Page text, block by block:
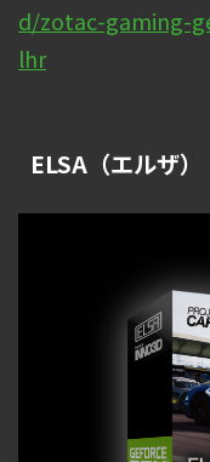
d/zotac-gaming-
lhr
ELSA（エルザ）